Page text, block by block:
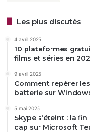
Les plus discutés
4 avril 2025
10 plateformes
films et séries en
9 avril 2025
Comment repérer
batterie sur Windows
5 mai 2025
Skype s’éteint : la
cap sur Microsoft